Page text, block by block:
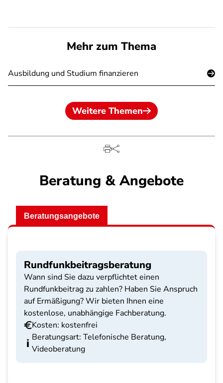
Mehr zum Thema
Ausbildung und Studium finanzieren
Weitere Themen
Beratung & Angebote
Beratungsangebote
Rundfunkbeitragsberatung
Wann sind Sie dazu verpflichtet einen
Rundfunkbeitrag zu zahlen? Haben Sie Anspruch
auf Ermäßigung? Wir bieten Ihnen eine
kostenlose, unabhängige Fachberatung.
Kosten: kostenfrei
Beratungsart: Telefonische Beratung,
Videoberatung